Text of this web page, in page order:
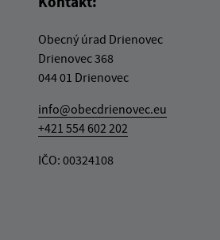
Obecný úrad Drienovec
Drienovec 368
044 01 Drienovec
info@obecdrienovec.eu
+421 554 602 202
IČO: 00324108